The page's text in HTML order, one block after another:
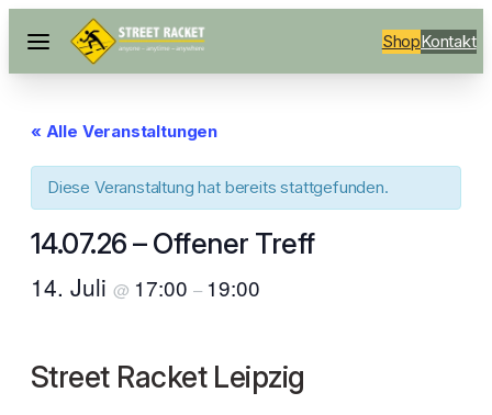
ShopKontakt
« Alle Veranstaltungen
Diese Veranstaltung hat bereits stattgefunden.
14.07.26 – Offener Treff
14. Juli @ 17:00 – 19:00
Street Racket Leipzig